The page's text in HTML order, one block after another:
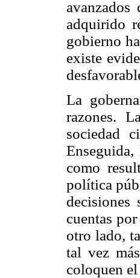
avanzados
adquirido
gobierno
existe
La
razones.
sociedad
como
política
decisiones
cuentas
otro lado,
tal vez
coloquen